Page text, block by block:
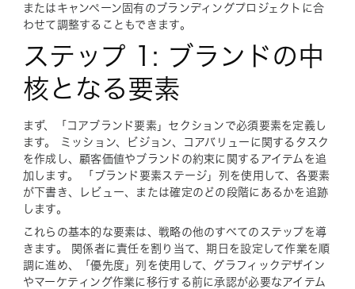
またはキャンペーン固有のブランディングプロジェクトに合
わせて調整することもできます。
ステップ 1: ブランドの中
核となる要素
まず、「コアブランド要素」セクションで必須要素を定義し
ます。 ミッション、ビジョン、コアバリューに関するタスク
を作成し、顧客価値やブランドの約束に関するアイテムを追
加します。 「ブランド要素ステージ」列を使用して、各要素
が下書き、レビュー、または確定のどの段階にあるかを追跡
します。
これらの基本的な要素は、戦略の他のすべてのステップを導
きます。 関係者に責任を割り当て、期日を設定して作業を順
調に進め、「優先度」列を使用して、グラフィックデザイン
やマーケティング作業に移行する前に承認が必要なアイテム